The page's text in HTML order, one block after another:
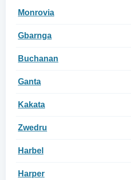
Monrovia
Gbarnga
Buchanan
Ganta
Kakata
Zwedru
Harbel
Harper